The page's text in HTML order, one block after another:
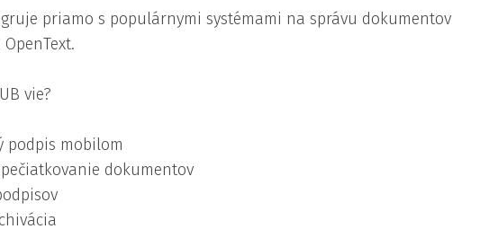
priamo s populárnymi systémami na správu dokumentov
vie?
podpis mobilom
dokumentov